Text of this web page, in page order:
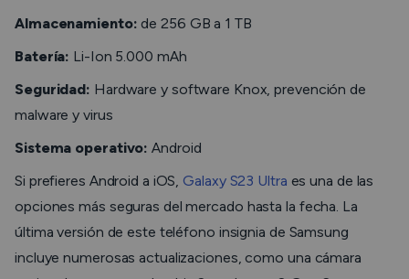
Almacenamiento: de 256 GB a 1 TB
Batería: Li-Ion 5.000 mAh
Seguridad: Hardware y software Knox, prevención de
malware y virus
Sistema operativo:Android
Si prefieres Android a iOS, Galaxy S23 Ultra es una de las
opciones más seguras del mercado hasta la fecha. La
última versión de este teléfono insignia de Samsung
incluye numerosas actualizaciones, como una cámara